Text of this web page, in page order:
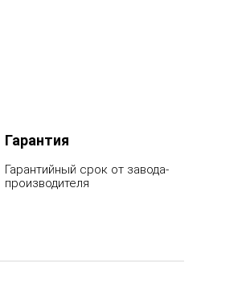
Гарантия
Гарантийный срок от завода-
производителя